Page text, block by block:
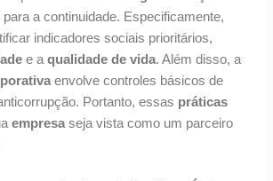
a continuidade. Especificamente,
indicadores sociais prioritários,
e aqualidade de vida. Além disso, a
envolve controles básicos de
Portanto, essas práticas
empresaseja vista como um parceiro